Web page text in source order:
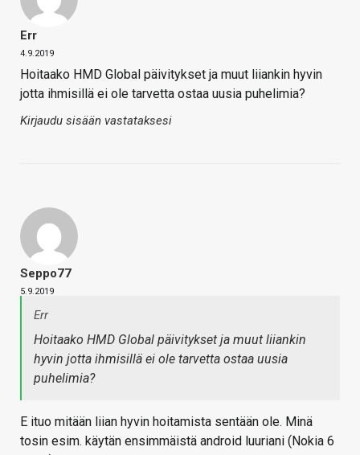
Err
4.9.2019
Hoitaako HMD Global päivitykset ja muut liiankin hyvin
jotta ihmisillä ei ole tarvetta ostaa uusia puhelimia?
Kirjaudu sisään vastataksesi
Seppo77
5.9.2019
Err
Hoitaako HMD Global päivitykset ja muut liiankin
hyvin jotta ihmisillä ei ole tarvetta ostaa uusia
puhelimia?
E ituo mitään liian hyvin hoitamista sentään ole. Minä
tosin esim. käytän ensimmäistä android luuriani (Nokia 6